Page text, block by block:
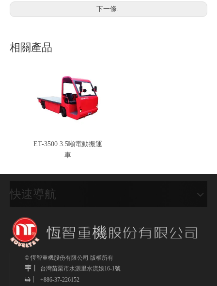
下一條:
相關產品
ET-3500 3.5噸電動搬運
車
快速導航
© 恆智重機股份有限公司 版權所有
丨 台灣苗栗市水源里水流娘16-1號
丨 +886-37-226152